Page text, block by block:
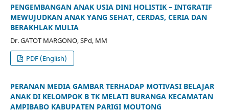
PENGEMBANGAN ANAK USIA DINI HOLISTIK – INTGRATIF
MEWUJUDKAN ANAK YANG SEHAT, CERDAS, CERIA DAN
BERAKHLAK MULIA
Dr. GATOT MARGONO, SPd, MM
PDF (English)
PERANAN MEDIA GAMBAR TERHADAP MOTIVASI BELAJAR
ANAK DI KELOMPOK B TK MELATI BURANGA KECAMATAN
AMPIBABO KABUPATEN PARIGI MOUTONG